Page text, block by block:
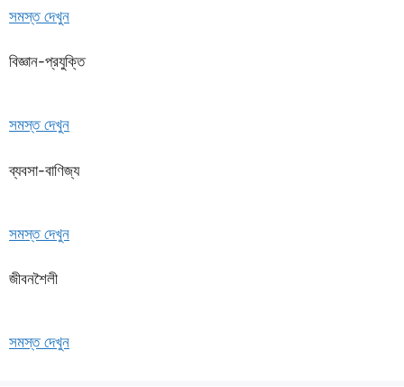
সমস্ত দেখুন
বিজ্ঞান-প্রযুক্তি
সমস্ত দেখুন
ব্যবসা-বাণিজ্য
সমস্ত দেখুন
জীবনশৈলী
সমস্ত দেখুন